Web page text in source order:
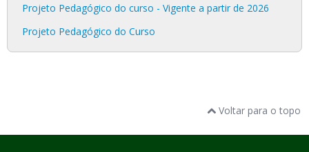
Projeto Pedagógico do curso - Vigente a partir de 2026
Projeto Pedagógico do Curso
Voltar para o topo